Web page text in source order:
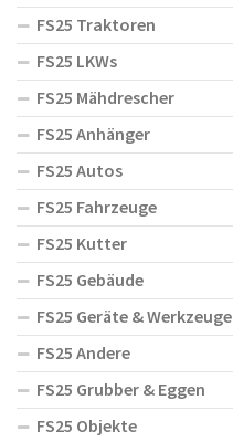
FS25 Traktoren
FS25 LKWs
FS25 Mähdrescher
FS25 Anhänger
FS25 Autos
FS25 Fahrzeuge
FS25 Kutter
FS25 Gebäude
FS25 Geräte & Werkzeuge
FS25 Andere
FS25 Grubber & Eggen
FS25 Objekte